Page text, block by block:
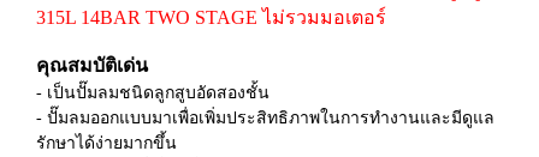
315L 14BAR TWO STAGE ไม่รวมมอเตอร์
คุณสมบัติเด่น
- เป็นปั๊มลมชนิดลูกสูบอัดสองชั้น
- ปั๊มลมออกแบบมาเพื่อเพิ่มประสิทธิภาพในการทำงานและมีดูแล
รักษาได้ง่ายมากขึ้น